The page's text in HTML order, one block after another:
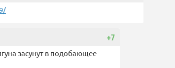
+7
засунут в подобающее